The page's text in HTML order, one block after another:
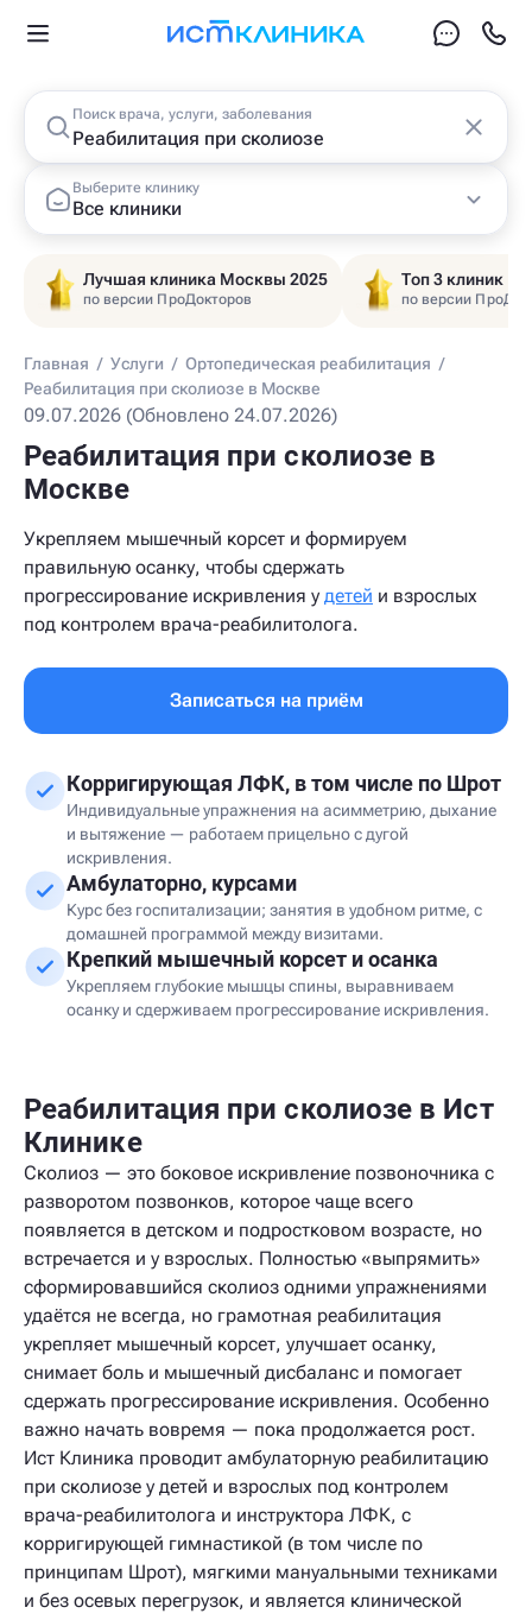
Поиск врача, услуги, заболевания
Выберите клинику
Все клиники
Лучшая клиника Москвы 2025
по версии ПроДокторов
Топ 3 клиник
по версии
Главная / Услуги / Ортопедическая реабилитация /
Реабилитация при сколиозе в Москве
09.07.2026 (Обновлено 24.07.2026)
Реабилитация при сколиозе в
Москве
Укрепляем мышечный корсет и формируем
правильную осанку, чтобы сдержать
прогрессирование искривления у детей и взрослых
под контролем врача-реабилитолога.
Записаться на приём
Корригирующая ЛФК, в том числе по Шрот
Индивидуальные упражнения на асимметрию, дыхание
и вытяжение — работаем прицельно с дугой
искривления.
Амбулаторно, курсами
Курс без госпитализации; занятия в удобном ритме, с
домашней программой между визитами.
Крепкий мышечный корсет и осанка
Укрепляем глубокие мышцы спины, выравниваем
осанку и сдерживаем прогрессирование искривления.
Реабилитация при сколиозе в Ист
Клинике
Сколиоз — это боковое искривление позвоночника с
разворотом позвонков, которое чаще всего
появляется в детском и подростковом возрасте, но
встречается и у взрослых. Полностью «выпрямить»
сформировавшийся сколиоз одними упражнениями
удаётся не всегда, но грамотная реабилитация
укрепляет мышечный корсет, улучшает осанку,
снимает боль и мышечный дисбаланс и помогает
сдержать прогрессирование искривления. Особенно
важно начать вовремя — пока продолжается рост.
Ист Клиника проводит амбулаторную реабилитацию
при сколиозе у детей и взрослых под контролем
врача-реабилитолога и инструктора ЛФК, с
корригирующей гимнастикой (в том числе по
принципам Шрот), мягкими мануальными техниками
и без осевых перегрузок, и является клинической